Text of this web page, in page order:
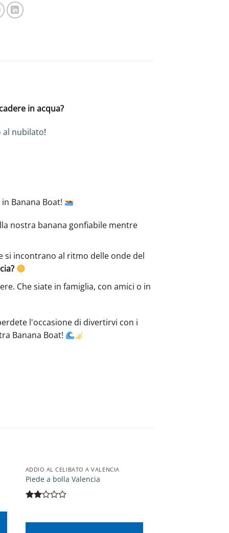
in acqua?
al nubilato!
Banana Boat!
nostra banana gonfiabile mentre
si incontrano al ritmo delle onde del
Che siate in famiglia, con amici o in
l'occasione di divertirvi con i
Banana Boat!
ADDIO AL CELIBATO A VALENCIA
Piede a bolla Valencia
5